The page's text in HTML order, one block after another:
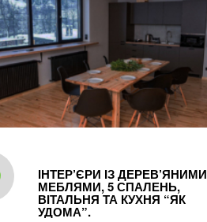
ІНТЕР’ЄРИ ІЗ ДЕРЕВ’ЯНИМИ
МЕБЛЯМИ, 5 СПАЛЕНЬ,
ВІТАЛЬНЯ ТА КУХНЯ “ЯК
УДОМА”.